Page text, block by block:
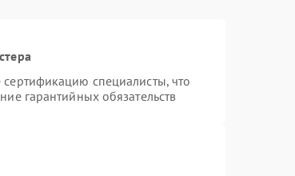
специалисты, что
гарантийных обязательств